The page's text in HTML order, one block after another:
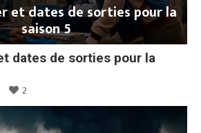
et dates de sorties pour la
saison 5
dates de sorties pour la
2